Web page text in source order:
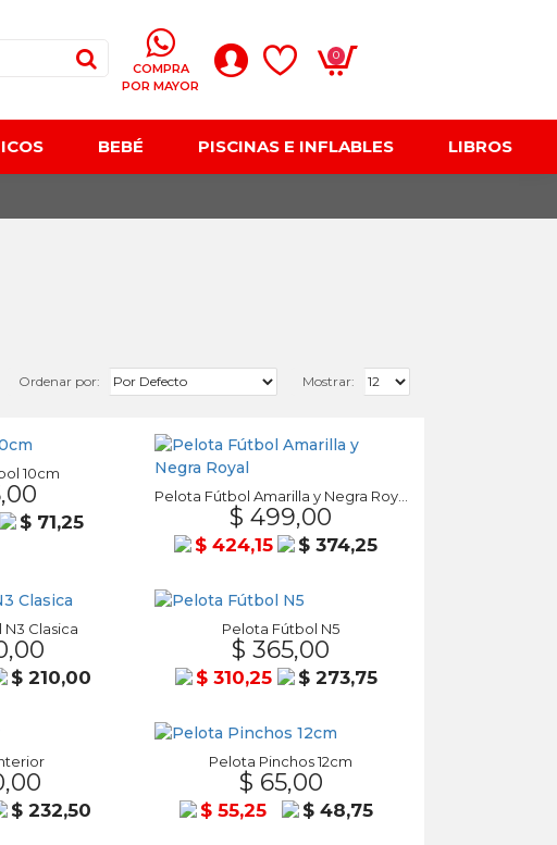
COMPRA
POR MAYOR
0
BEBÉ PISCINAS E INFLABLES LIBROS
Ordenar por: Mostrar:
10cm
$ 71,25
Pelota Fútbol Amarilla y Negra Royal
$ 499,00
$ 424,15 $ 374,25
Clasica
$ 210,00
Pelota Fútbol N5
$ 365,00
$ 310,25 $ 273,75
$ 232,50
Pelota Pinchos 12cm
$ 65,00
$ 55,25 $ 48,75